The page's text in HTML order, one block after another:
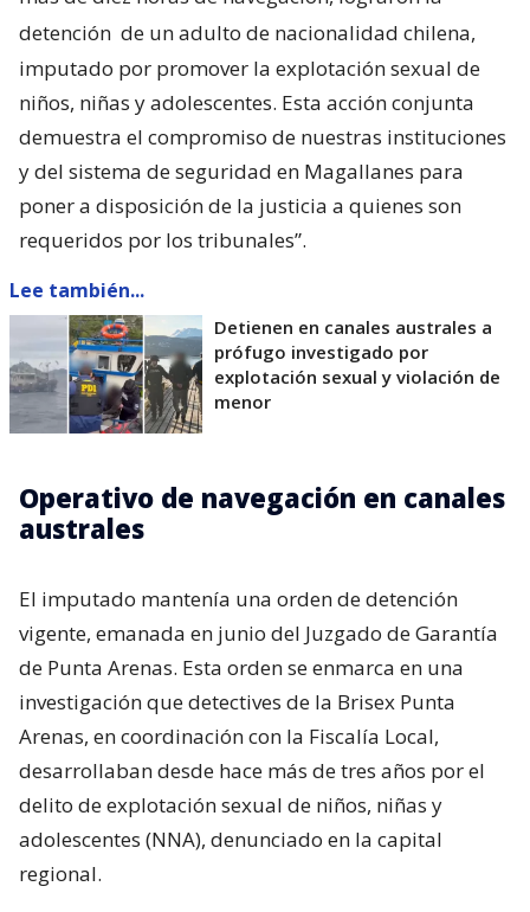
detención de un adulto de nacionalidad chilena,
imputado por promover la explotación sexual de
niños, niñas y adolescentes. Esta acción conjunta
demuestra el compromiso de nuestras instituciones
y del sistema de seguridad en Magallanes para
poner a disposición de la justicia a quienes son
requeridos por los tribunales”.
Lee también...
Detienen en canales australes a
prófugo investigado por
explotación sexual y violación de
menor
Operativo de navegación en canales
australes
El imputado mantenía una orden de detención
vigente, emanada en junio del Juzgado de Garantía
de Punta Arenas. Esta orden se enmarca en una
investigación que detectives de la Brisex Punta
Arenas, en coordinación con la Fiscalía Local,
desarrollaban desde hace más de tres años por el
delito de explotación sexual de niños, niñas y
adolescentes (NNA), denunciado en la capital
regional.